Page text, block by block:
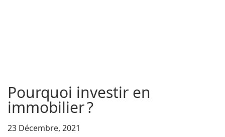
Pourquoi investir en
immobilier ?
23 Décembre, 2021